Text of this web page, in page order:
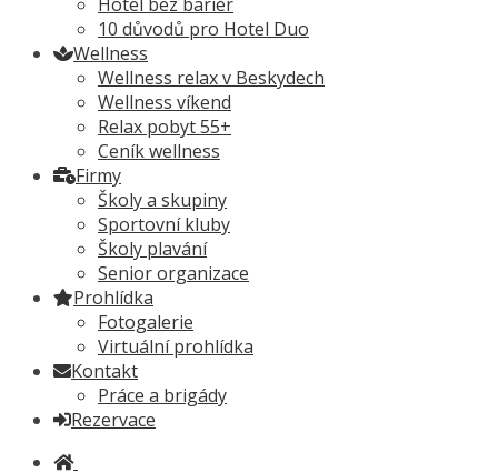
10 důvodů pro Hotel Duo
Wellness
Wellness relax v Beskydech
Wellness víkend
Relax pobyt 55+
Ceník wellness
Firmy
Školy a skupiny
Sportovní kluby
Školy plavání
Senior organizace
Prohlídka
Fotogalerie
Virtuální prohlídka
Kontakt
Práce a brigády
Rezervace